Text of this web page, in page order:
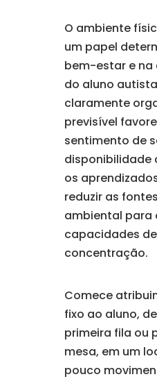
O ambiente
um papel
bem-estar e na
do aluno
claramente
previsível
sentimento de
disponibilidade
os
reduzir as
ambiental para
capacidades
concentração.
Comece
fixo ao aluno,
primeira fila ou
mesa, em um
pouco